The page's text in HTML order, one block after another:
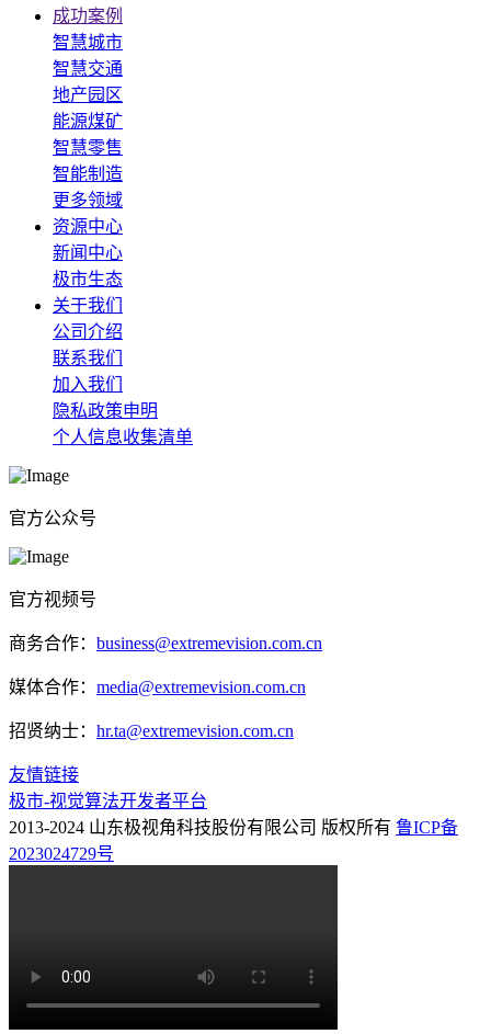
成功案例
智慧城市
智慧交通
地产园区
能源煤矿
智慧零售
智能制造
更多领域
资源中心
新闻中心
极市生态
关于我们
公司介绍
联系我们
加入我们
隐私政策申明
个人信息收集清单
官方公众号
官方视频号
商务合作： business@extremevision.com.cn
媒体合作： media@extremevision.com.cn
招贤纳士： hr.ta@extremevision.com.cn
友情链接
极市-视觉算法开发者平台
2013-2024 山东极视角科技股份有限公司 版权所有 鲁ICP备
2023024729号